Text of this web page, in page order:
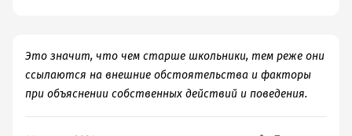
мотивов престижа они воспринимают спортивную
деятельность как спорт в его первоначальном смысле,
как нервно-психическое возбуждение, развлечение,
Это значит, что чем старше школьники, тем реже они
ссылаются на внешние обстоятельства и факторы
при объяснении собственных действий и поведения.